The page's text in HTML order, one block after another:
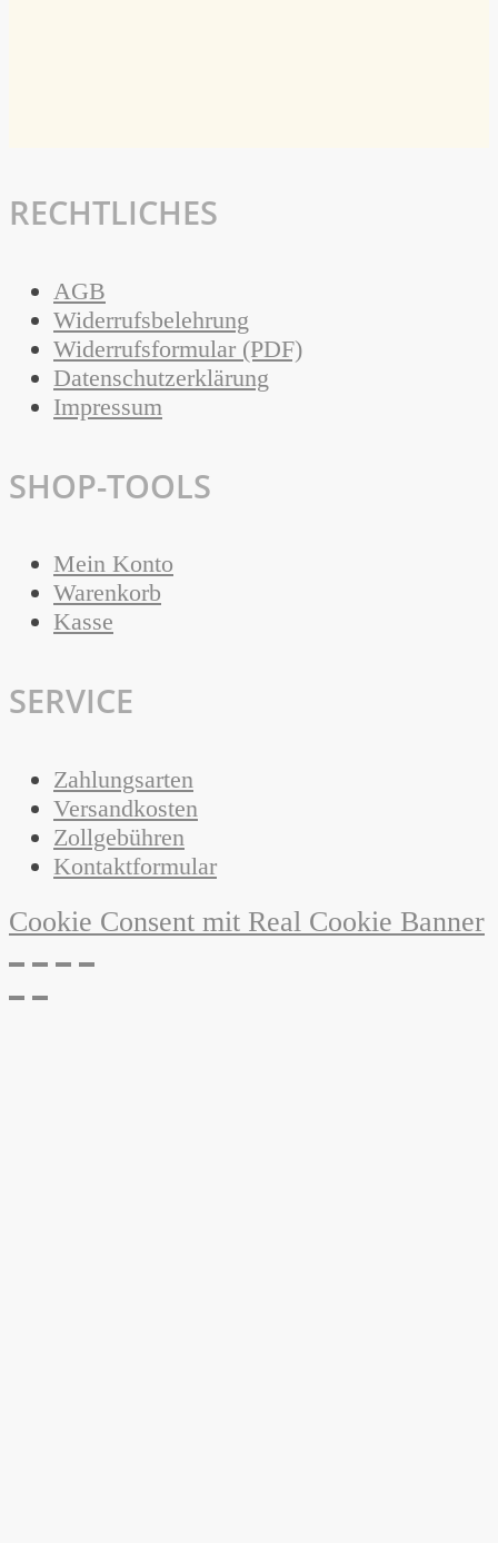
RECHTLICHES
AGB
Widerrufsbelehrung
Widerrufsformular (PDF)
Datenschutzerklärung
Impressum
SHOP-TOOLS
Mein Konto
Warenkorb
Kasse
SERVICE
Zahlungsarten
Versandkosten
Zollgebühren
Kontaktformular
Cookie Consent mit Real Cookie Banner